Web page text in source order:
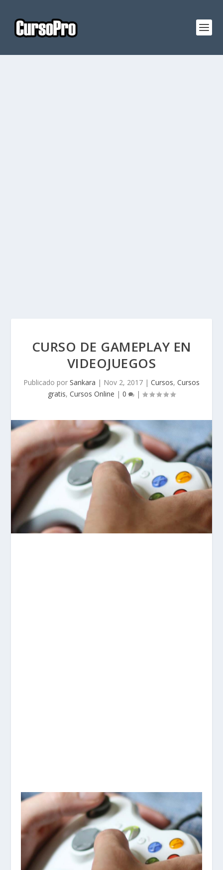
CURSO DE GAMEPLAY EN
VIDEOJUEGOS
Publicado por Sankara | Nov 2, 2017 | Cursos, Cursos
gratis, Cursos Online | 0 |